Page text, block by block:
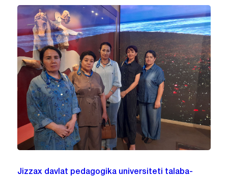
Jizzax davlat pedagogika universiteti talaba-